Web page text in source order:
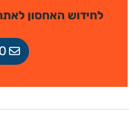
לחידוש האחסון לאתר זה
077-2700300